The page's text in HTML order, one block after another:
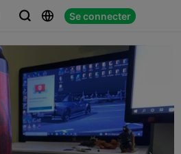
  Se connecter
